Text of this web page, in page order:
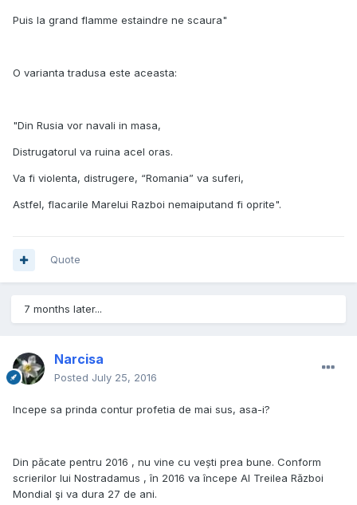
Puis la grand flamme estaindre ne scaura"
O varianta tradusa este aceasta:
"Din Rusia vor navali in masa,
Distrugatorul va ruina acel oras.
Va fi violenta, distrugere, “Romania” va suferi,
Astfel, flacarile Marelui Razboi nemaiputand fi oprite".
Quote
7 months later...
Narcisa
Posted July 25, 2016
Incepe sa prinda contur profetia de mai sus, asa-i?
Din păcate pentru 2016 , nu vine cu vești prea bune. Conform
scrierilor lui Nostradamus , în 2016 va începe Al Treilea Război
Mondial şi va dura 27 de ani.